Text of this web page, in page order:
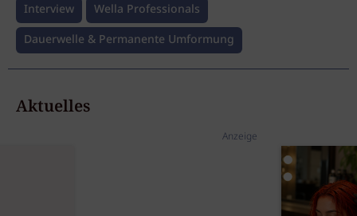
Interview
Wella Professionals
Dauerwelle & Permanente Umformung
Aktuelles
Anzeige